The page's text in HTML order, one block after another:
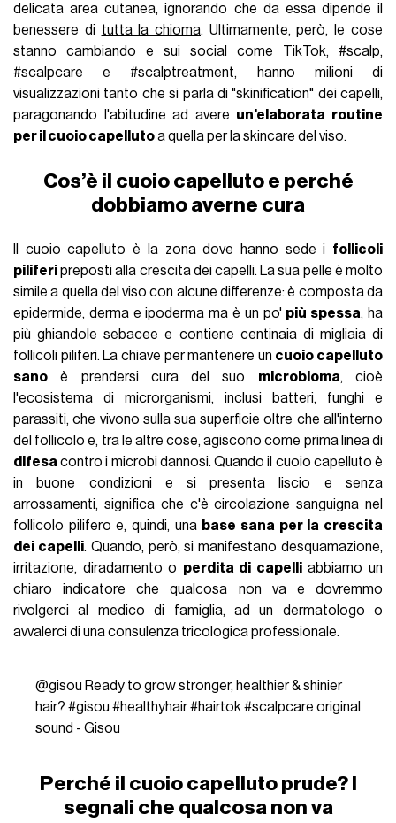
delicata area cutanea, ignorando che da essa dipende il
benessere di tutta la chioma. Ultimamente, però, le cose
stanno cambiando e sui social come TikTok, #scalp,
#scalpcare e #scalptreatment, hanno milioni di
visualizzazioni tanto che si parla di "skinification" dei capelli,
paragonando l'abitudine ad avere un'elaborata routine
per il cuoio capellutoa quella per laskincare del viso.
Cos’è il cuoio capelluto e perché
dobbiamo averne cura
Il cuoio capelluto è la zona dove hanno sede i follicoli
piliferipreposti alla crescita dei capelli. La sua pelle è molto
simile a quella del viso con alcune differenze: è composta da
epidermide, derma e ipoderma ma è un po' più spessa, ha
più ghiandole sebacee e contiene centinaia di migliaia di
follicoli piliferi. La chiave per mantenere un cuoio capelluto
sano è prendersi cura del suo microbioma, cioè
l'ecosistema di microrganismi, inclusi batteri, funghi e
parassiti, che vivono sulla sua superficie oltre che all'interno
del follicolo e, tra le altre cose, agiscono come prima linea di
difesa contro i microbi dannosi. Quando il cuoio capelluto è
in buone condizioni e si presenta liscio e senza
arrossamenti, significa che c'è circolazione sanguigna nel
follicolo pilifero e, quindi, una base sana per la crescita
dei capelli. Quando, però, si manifestano desquamazione,
irritazione, diradamento o perdita di capelliabbiamo un
chiaro indicatore che qualcosa non va e dovremmo
rivolgerci al medico di famiglia, ad un dermatologo o
avvalerci di una consulenza tricologica professionale.
@gisou Ready to grow stronger, healthier & shinier
hair? #gisou #healthyhair#hairtok #scalpcare original
sound - Gisou
Perché il cuoio capelluto prude? I
segnali che qualcosa non va